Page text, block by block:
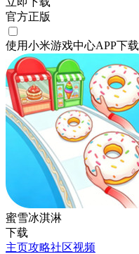
官方正版
使用小米游戏中心APP下载
蜜雪冰淇淋
下载
主页攻略社区视频